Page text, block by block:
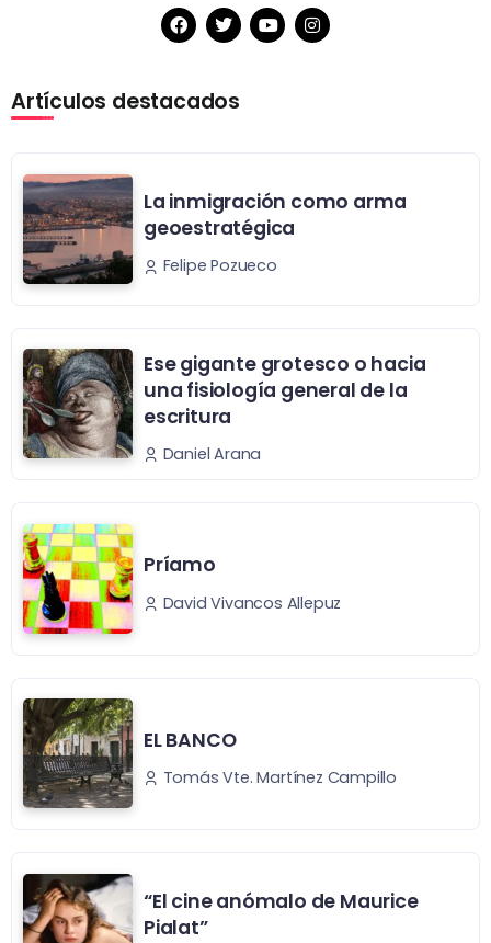
Artículos destacados
La inmigración como arma
geoestratégica
Felipe Pozueco
Ese gigante grotesco o hacia
una fisiología general de la
escritura
Daniel Arana
Príamo
David Vivancos Allepuz
EL BANCO
Tomás Vte. Martínez Campillo
“El cine anómalo de Maurice
Pialat”